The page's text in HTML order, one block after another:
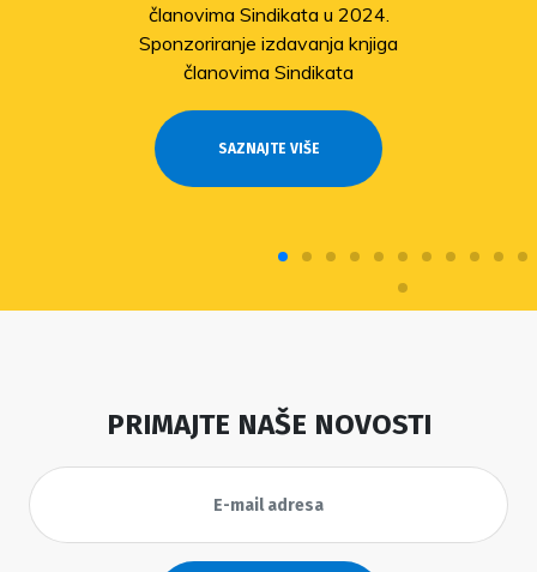
članovima Sindikata u 2024.
Sponzoriranje izdavanja knjiga
članovima Sindikata
SAZNAJTE VIŠE
PRIMAJTE NAŠE NOVOSTI